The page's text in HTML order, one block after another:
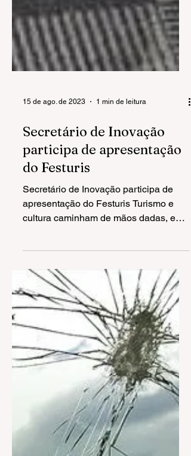
15 de ago. de 2023 1 min de leitura
Secretário de Inovação
participa de apresentação
do Festuris
Secretário de Inovação participa de
cultura caminham de mãos dadas, e
esse será o lema que guiará a...